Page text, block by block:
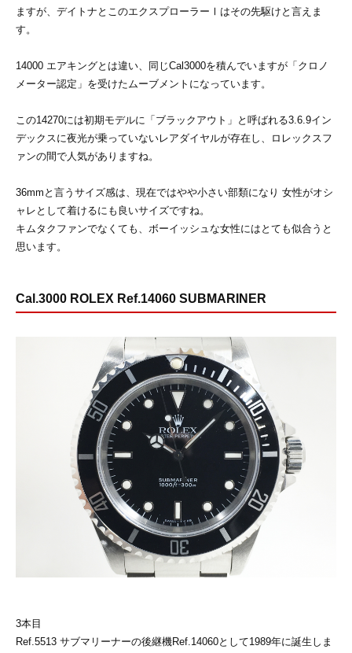
ますが、デイトナとこのエクスプローラーⅠはその先駆けと言えま
す。
14000 エアキングとは違い、同じCal3000を積んでいますが「クロノ
メーター認定」を受けたムーブメントになっています。
この14270には初期モデルに「ブラックアウト」と呼ばれる3.6.9イン
デックスに夜光が乗っていないレアダイヤルが存在し、ロレックスフ
ァンの間で人気がありますね。
36mmと言うサイズ感は、現在ではやや小さい部類になり 女性がオシ
ャレとして着けるにも良いサイズですね。
キムタクファンでなくても、ボーイッシュな女性にはとても似合うと
思います。
Cal.3000 ROLEX Ref.14060 SUBMARINER
3本目
Ref.5513 サブマリーナーの後継機Ref.14060として1989年に誕生しま